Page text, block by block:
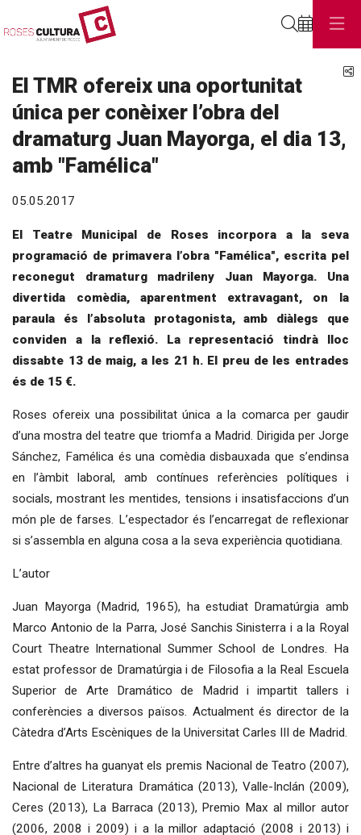
El TMR ofereix una oportunitat
única per conèixer l’obra del
dramaturg Juan Mayorga, el dia 13,
amb "Famélica"
05.05.2017
El Teatre Municipal de Roses incorpora a la seva
programació de primavera l’obra "Famélica", escrita pel
reconegut dramaturg madrileny Juan Mayorga. Una
divertida comèdia, aparentment extravagant, on la
paraula és l’absoluta protagonista, amb diàlegs que
conviden a la reflexió. La representació tindrà lloc
dissabte 13 de maig, a les 21 h. El preu de les entrades
és de 15 €.
Roses ofereix una possibilitat única a la comarca per gaudir
d’una mostra del teatre que triomfa a Madrid. Dirigida per Jorge
Sánchez, Famélica és una comèdia disbauxada que s’endinsa
en l’àmbit laboral, amb contínues referències polítiques i
socials, mostrant les mentides, tensions i insatisfaccions d’un
món ple de farses. L’espectador és l’encarregat de reflexionar
si s’assembla en alguna cosa a la seva experiència quotidiana.
L’autor
Juan Mayorga (Madrid, 1965), ha estudiat Dramatúrgia amb
Marco Antonio de la Parra, José Sanchis Sinisterra i a la Royal
Court Theatre International Summer School de Londres. Ha
estat professor de Dramatúrgia i de Filosofia a la Real Escuela
Superior de Arte Dramático de Madrid i impartit tallers i
conferències a diversos països. Actualment és director de la
Càtedra d’Arts Escèniques de la Universitat Carles III de Madrid.
Entre d’altres ha guanyat els premis Nacional de Teatro (2007),
Nacional de Literatura Dramática (2013), Valle-Inclán (2009),
Ceres (2013), La Barraca (2013), Premio Max al millor autor
(2006, 2008 i 2009) i a la millor adaptació (2008 i 2013) i